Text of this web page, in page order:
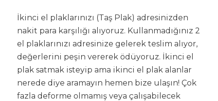
İkinci el plaklarınızı (Taş Plak) adresinizden
nakit para karşılığı alıyoruz. Kullanmadığınız 2
el plaklarınızı adresinize gelerek teslim alıyor,
değerlerini peşin vererek ödüyoruz. İkinci el
plak satmak isteyip ama ikinci el plak alanlar
nerede diye aramayın hemen bize ulaşın! Çok
fazla deforme olmamış veya çalışabilecek